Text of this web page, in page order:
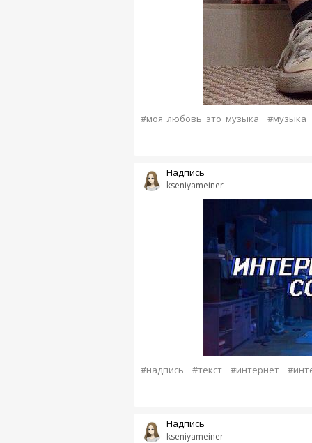
#моя_любовь_это_музыка #музыка
kseniyameiner
Надпись
#надпись #текст #интернет
kseniyameiner
Надпись